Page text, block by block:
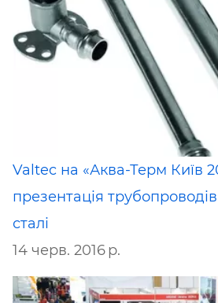
Valtec на «Аква-Терм Київ
презентація
сталі
14 черв. 2016 р.